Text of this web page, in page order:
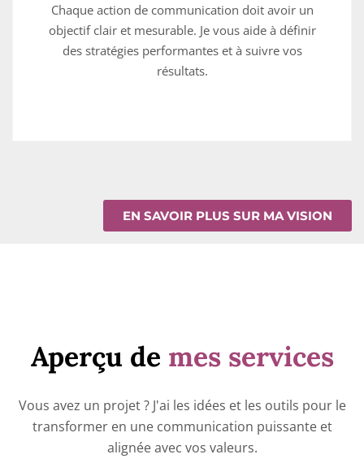
Chaque action de communication doit avoir un
objectif clair et mesurable. Je vous aide à définir
des stratégies performantes et à suivre vos
résultats.
EN SAVOIR PLUS SUR MA VISION
Aperçu de mes services
Vous avez un projet ? J'ai les idées et les outils pour le
transformer en une communication puissante et
alignée avec vos valeurs.